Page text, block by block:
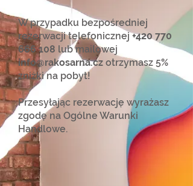
​W przypadku bezpośredniej
rezerwacji telefonicznej+420 770
666 108 lub mailowej
info@rakosarna.cz otrzymasz 5%
zniżki na pobyt!
Przesyłając rezerwację wyrażasz
zgodę na Ogólne Warunki
Handlowe.